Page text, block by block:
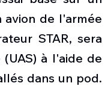
de l'armée
STAR, sera
à l'aide de
dans un pod.